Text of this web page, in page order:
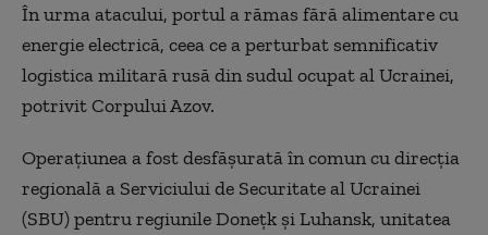
În urma atacului, portul a rămas fără alimentare cu
energie electrică, ceea ce a perturbat semnificativ
logistica militară rusă din sudul ocupat al Ucrainei,
potrivit Corpului Azov.
Operațiunea a fost desfășurată în comun cu direcția
regională a Serviciului de Securitate al Ucrainei
(SBU) pentru regiunile Donețk și Luhansk, unitatea